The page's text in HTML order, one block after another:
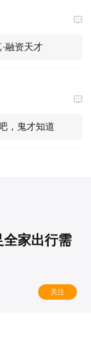
融资天才
，鬼才知道
家出行需
关注